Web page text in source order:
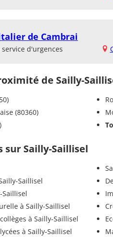
de Cambrai
d'urgences
de Sailly-
(80360)
sur Sailly-Saillisel
Saillisel
Saillisel
à Sailly-Saillisel
à Sailly-Saillisel
à Sailly-Saillisel